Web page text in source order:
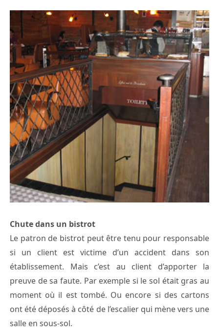
Chute dans un bistrot
Le patron de bistrot peut être tenu pour responsable
si un client est victime d’un accident dans son
établissement. Mais c’est au client d’apporter la
preuve de sa faute. Par exemple si le sol était gras au
moment où il est tombé. Ou encore si des cartons
ont été déposés à côté de l’escalier qui mène vers une
salle en sous-sol.